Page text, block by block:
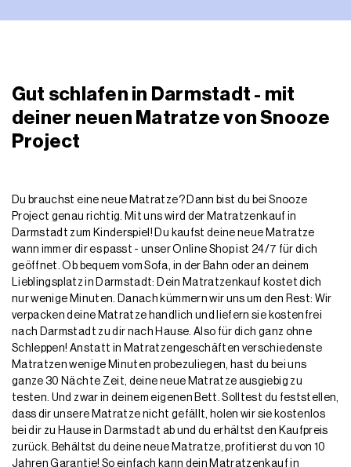
Gut schlafen in Darmstadt - mit
deiner neuen Matratze von Snooze
Project
Du brauchst eine neue Matratze? Dann bist du bei Snooze
Project genau richtig. Mit uns wird der Matratzenkauf in
Darmstadt zum Kinderspiel! Du kaufst deine neue Matratze
wann immer dir es passt - unser Online Shop ist 24/7 für dich
geöffnet. Ob bequem vom Sofa, in der Bahn oder an deinem
Lieblingsplatz in Darmstadt: Dein Matratzenkauf kostet dich
nur wenige Minuten. Danach kümmern wir uns um den Rest: Wir
verpacken deine Matratze handlich und liefern sie kostenfrei
nach Darmstadt zu dir nach Hause. Also für dich ganz ohne
Schleppen! Anstatt in Matratzengeschäften verschiedenste
Matratzen wenige Minuten probezuliegen, hast du bei uns
ganze 30 Nächte Zeit, deine neue Matratze ausgiebig zu
testen. Und zwar in deinem eigenen Bett. Solltest du feststellen,
dass dir unsere Matratze nicht gefällt, holen wir sie kostenlos
bei dir zu Hause in Darmstadt ab und du erhältst den Kaufpreis
zurück. Behältst du deine neue Matratze, profitierst du von 10
Jahren Garantie! So einfach kann dein Matratzenkauf in